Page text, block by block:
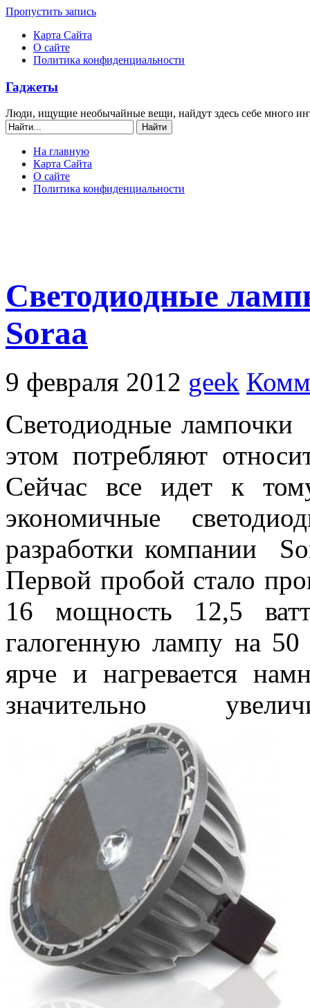
Пропустить запись
Карта Сайта
О сайте
Политика конфиденциальности
Гаджеты
Люди, ищущие необычайные вещи, найдут здесь себе много
На главную
Карта Сайта
О сайте
Политика конфиденциальности
Светодиодные
Soraa
9 февраля 2012 geek
Светодиодные лампочки
этом потребляют
Сейчас все идет к
экономичные
разработки компании
Первой пробой стало
16 мощность 12,5
галогенную лампу на 50
ярче и нагревается
значительно